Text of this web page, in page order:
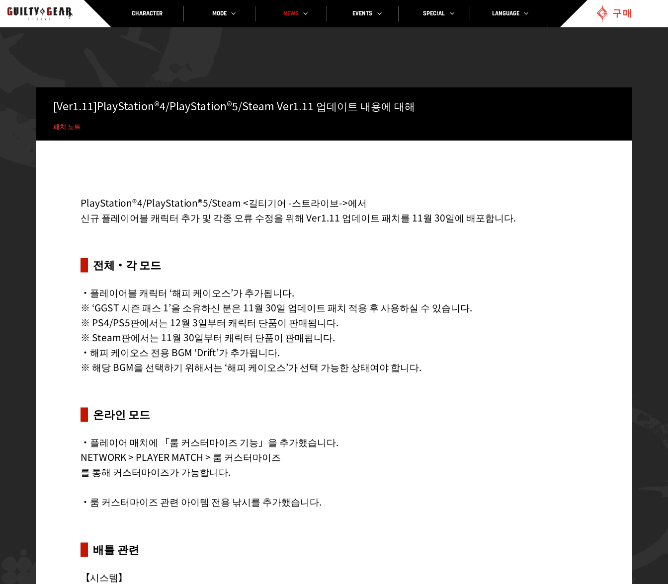
CHARACTER MODE NEWS EVENTS SPECIAL LANGUAGE 구매
[Ver1.11]PlayStation®4/PlayStation®5/Steam Ver1.11 업데이트 내용에 대해
패치 노트
PlayStation®4/PlayStation®5/Steam <길티기어 -스트라이브->에서
신규 플레이어블 캐릭터 추가 및 각종 오류 수정을 위해 Ver1.11 업데이트 패치를 11월 30일에 배포합니다.
전체・각 모드
・플레이어블 캐릭터 ‘해피 케이오스’가 추가됩니다.
※ ‘GGST 시즌 패스 1’을 소유하신 분은 11월 30일 업데이트 패치 적용 후 사용하실 수 있습니다.
※ PS4/PS5판에서는 12월 3일부터 캐릭터 단품이 판매됩니다.
※ Steam판에서는 11월 30일부터 캐릭터 단품이 판매됩니다.
・해피 케이오스 전용 BGM ‘Drift’가 추가됩니다.
※ 해당 BGM을 선택하기 위해서는 ‘해피 케이오스’가 선택 가능한 상태여야 합니다.
온라인 모드
・플레이어 매치에 「룸 커스터마이즈 기능」을 추가했습니다.
NETWORK > PLAYER MATCH > 룸 커스터마이즈
를 통해 커스터마이즈가 가능합니다.
・룸 커스터마이즈 관련 아이템 전용 낚시를 추가했습니다.
배틀 관련
【시스템】